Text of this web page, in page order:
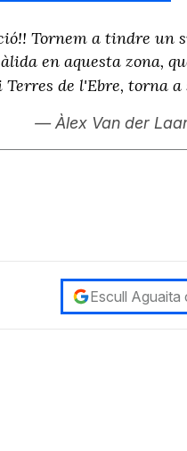
Tornem a tindre un
en aquesta zona,
Terres de l'Ebre, torna
— Àlex Van der
Escull